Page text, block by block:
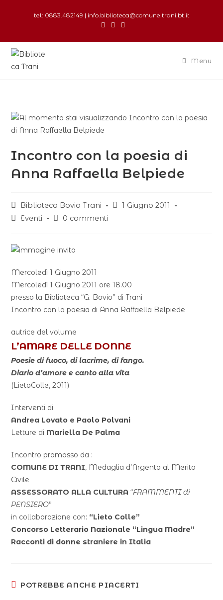
tel: 0883.482149 | info.biblioteca@comune.trani.bt.it
Menu
Incontro con la poesia di
Anna Raffaella Belpiede
Biblioteca Bovio Trani
1 Giugno 2011
Eventi
0 commenti
Mercoledì 1 Giugno 2011
Mercoledì 1 Giugno 2011 ore 18.00
presso la Biblioteca “G. Bovio” di Trani
Incontro con la poesia di Anna Raffaella Belpiede
autrice del volume
L’AMARE DELLE DONNE
Poesie di fuoco, di lacrime, di fango.
Diario d’amore e canto alla vita
(LietoColle, 2011)
Interventi di
Andrea Lovato e Paolo Polvani
Letture di Mariella De Palma
Incontro promosso da :
COMUNE DI TRANI, Medaglia d’Argento al Merito
Civile
ASSESSORATO ALLA CULTURA “FRAMMENTI di
PENSIERO”
in collaborazione con: “Lieto Colle”
Concorso Letterario Nazionale “Lingua Madre”
Racconti di donne straniere in Italia
POTREBBE ANCHE PIACERTI